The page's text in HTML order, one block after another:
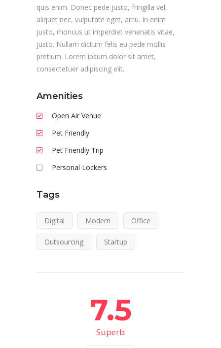
quis enim. Donec pede justo, fringilla vel,
aliquet nec, vulputate eget, arcu. In enim
justo, rhoncus ut imperdiet venenatis vitae,
justo. Nullam dictum felis eu pede mollis
pretium. Lorem ipsum dolor sit amet,
consectetuer adipiscing elit.
Amenities
Open Air Venue
Pet Friendly
Pet Friendly Trip
Personal Lockers
Tags
Digital Modern Office
Outsourcing Startup
7.5
Superb